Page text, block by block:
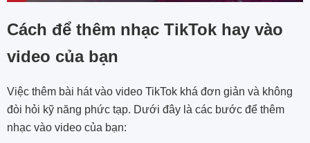
Cách để thêm nhạc TikTok hay vào
video của bạn
Việc thêm bài hát vào video TikTok khá đơn giản và không
đòi hỏi kỹ năng phức tạp. Dưới đây là các bước để thêm
nhạc vào video của bạn: